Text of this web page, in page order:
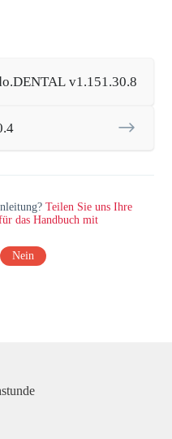
v1.151.30.8
Teilen Sie uns Ihre
das Handbuch mit
Nein